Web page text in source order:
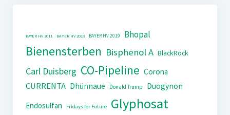
BAYER HV 2011 BAYER HV 2018 BAYER HV 2019 Bhopal
Bienensterben Bisphenol A BlackRock
Carl Duisberg CO-Pipeline Corona
CURRENTA Dhünnaue Donald Trump
Duogynon
Endosulfan
Fridays for Future Glyphosat